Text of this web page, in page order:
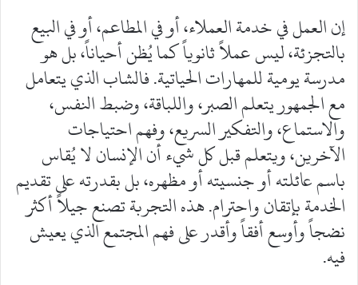
إن العمل في خدمة العملاء، أو في المطاعم، أو في البيع
بالتجزئة، ليس عملاً ثانوياً كما يُظن أحياناً، بل هو
مدرسة يومية للمهارات الحياتية. فالشاب الذي يتعامل
مع الجمهور يتعلم الصبر، واللباقة، وضبط النفس،
والاستماع، والتفكير السريع، وفهم احتياجات
الآخرين، ويتعلم قبل كل شيء أن الإنسان لا يُقاس
باسم عائلته أو جنسيته أو مظهره، بل بقدرته على تقديم
الخدمة بإتقان واحترام. هذه التجربة تصنع جيلاً أكثر
نضجاً وأوسع أفقاً وأقدر على فهم المجتمع الذي يعيش
فيه.